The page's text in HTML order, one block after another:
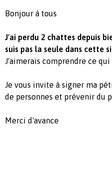
Bonjour à tous
J'ai perdu 2 chattes depuis
suis pas la seule dans cette
J'aimerais comprendre ce
Je vous invite à signer ma
de personnes et prévenir du
Merci d'avance